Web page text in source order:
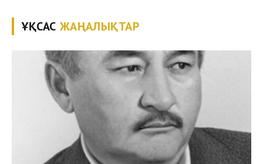
ҰҚСАС ЖАҢАЛЫҚТАР